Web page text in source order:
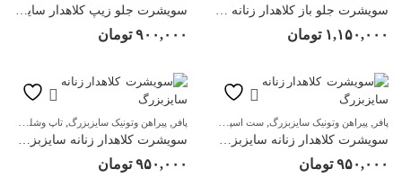
سویشرت جلو باز کلاهدار زنانه سایزبزرگ
۱,۱۵۰,۰۰۰ تومان
سویشرت جلو زیپ کلاهدار سایزبزرگ
۹۰۰,۰۰۰ تومان
پافر , پیراهن وتونیک سایزبزرگ, ست اسپرت زنانه سویشرت وهودی,لباس زنانه سایزبزرگ,
سویشرت کلاهدار زنانه سایزبزرگ
۹۵۰,۰۰۰ تومان
پافر , پیراهن وتونیک سایزبزرگ, تاپ وشلوارک سایزبزرگ
سویشرت کلاهدار زنانه سایزبزرگ
۹۵۰,۰۰۰ تومان